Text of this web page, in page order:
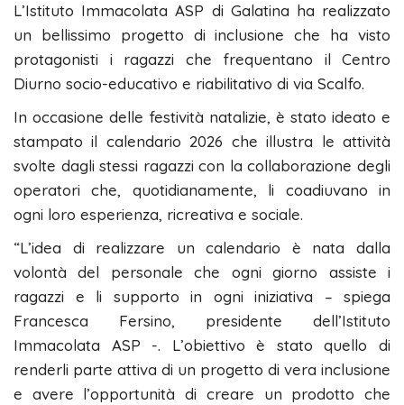
L’Istituto Immacolata ASP di Galatina ha realizzato
un bellissimo progetto di inclusione che ha visto
protagonisti i ragazzi che frequentano il Centro
Diurno socio-educativo e riabilitativo di via Scalfo.
In occasione delle festività natalizie, è stato ideato e
stampato il calendario 2026 che illustra le attività
svolte dagli stessi ragazzi con la collaborazione degli
operatori che, quotidianamente, li coadiuvano in
ogni loro esperienza, ricreativa e sociale.
“L’idea di realizzare un calendario è nata dalla
volontà del personale che ogni giorno assiste i
ragazzi e li supporto in ogni iniziativa – spiega
Francesca Fersino, presidente dell’Istituto
Immacolata ASP -. L’obiettivo è stato quello di
renderli parte attiva di un progetto di vera inclusione
e avere l’opportunità di creare un prodotto che